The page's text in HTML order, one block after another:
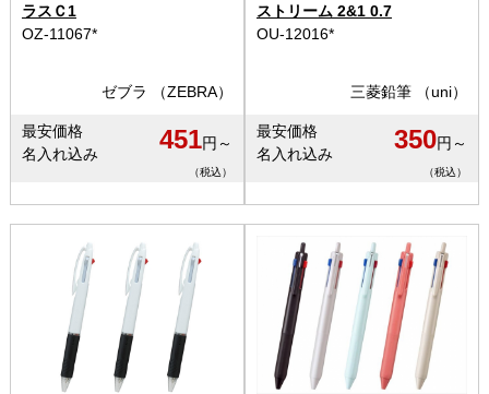
ラスＣ1
OZ-11067*
ゼブラ （ZEBRA）
最安価格
名入れ込み
451円～
（税込）
ストリーム 2&1 0.7
OU-12016*
三菱鉛筆 （uni）
最安価格
名入れ込み
350円～
（税込）